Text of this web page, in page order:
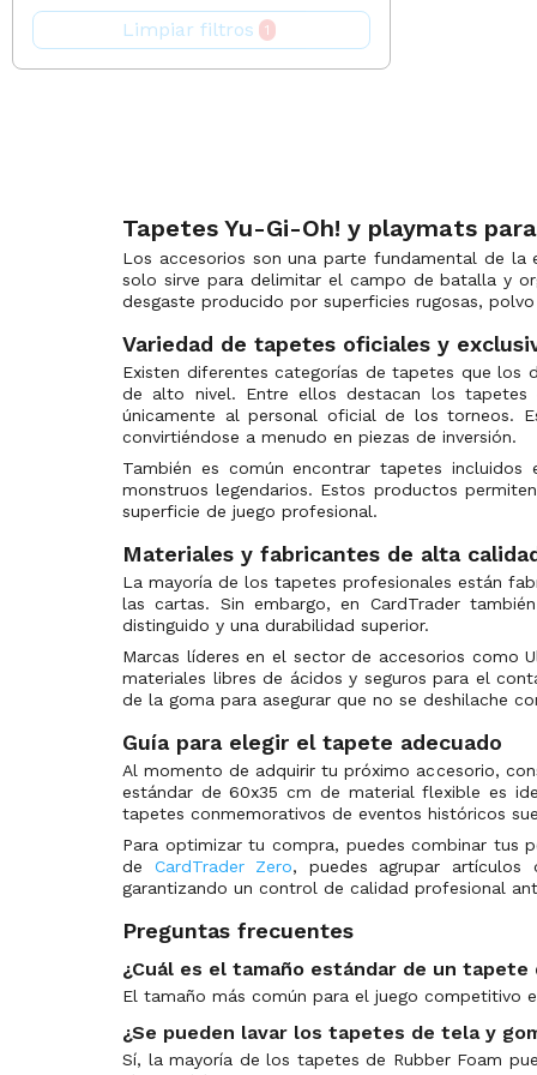
25th Anniversary Tin: Dueling Mirrors
(0)
25th Anniversary Ultimate Kaiba Set (0)
5D's Reverse of Arcadia Promotional Cards
(0)
(0)
5D's Tag Force 4 Promotional Cards
(0)
(0)
Absolute Powerforce
(1)
Abyss Rising
(1)
Advanced Demo Deck Extra Pack
(0)
Advent Calendar 2014
(0)
Advent Calendar 2018
(0)
Advent Calendar 2019
(0)
Age of Overlord
(1)
Age of Overlord OCG
(0)
Alliance Insight
(0)
Alliance Insight OCG
(0)
Amazing Defenders
(0)
Ancient Guardians
(0)
Ancient Prophecy
(1)
Ancient Sanctuary
(0)
Animation Chronicle 2021 OCG
(0)
Animation Chronicle 2022 OCG
Animation Chronicle 2024 OCG
(0)
Anniversary Pack
ARC-V Manga Promos
(0)
Bazaar of Moxen
BlackFire
SpellGround
Tokens for Mtg
The Pokémon Company
Gamegenic
Kraken Wargames
Legend Story Studios
Dragon Shield
Riot Games
Sorcery Contested Realm
Limpiar filtros 1
Tapetes Yu-Gi-Oh! y playmats
Los accesorios son una parte fundamental de
solo sirve para delimitar el campo de batalla y
desgaste producido por superficies rugosas,
Variedad de tapetes oficiales y
Existen diferentes categorías de tapetes que los
de alto nivel. Entre ellos destacan los tapetes
únicamente al personal oficial de los torneos.
convirtiéndose a menudo en piezas de inversión.
También es común encontrar tapetes
monstruos legendarios. Estos productos
superficie de juego profesional.
Materiales y fabricantes de alta
La mayoría de los tapetes profesionales están
las cartas. Sin embargo, en CardTrader
distinguido y una durabilidad superior.
Marcas líderes en el sector de accesorios como
materiales libres de ácidos y seguros para el
de la goma para asegurar que no se deshilache
Guía para elegir el tapete adecuado
Al momento de adquirir tu próximo accesorio,
estándar de 60x35 cm de material flexible es
tapetes conmemorativos de eventos históricos
Para optimizar tu compra, puedes combinar tus
de CardTrader Zero, puedes agrupar artículos
garantizando un control de calidad profesional
Preguntas frecuentes
¿Cuál es el tamaño estándar de un tapete
El tamaño más común para el juego competitivo
¿Se pueden lavar los tapetes de tela y
Sí, la mayoría de los tapetes de Rubber Foam